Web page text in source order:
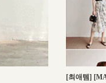
[최애템]